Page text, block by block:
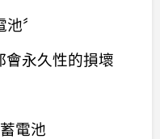
〞
會永久性的損壞
電池